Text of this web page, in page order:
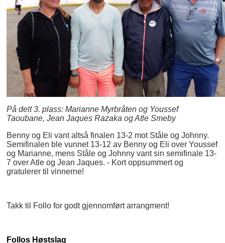
På delt 3. plass: Marianne Myrbråten og Youssef
Taoubane, Jean Jaques Razaka og Atle Smeby
Benny og Eli vant altså finalen 13-2 mot Ståle og Johnny.
Semifinalen ble vunnet 13-12 av Benny og Eli over Youssef
og Marianne, mens Ståle og Johnny vant sin semifinale 13-
7 over Atle og Jean Jaques. - Kort oppsummert og
gratulerer til vinnerne!
Takk til Follo for godt gjennomført arrangment!
Follos Høstslag